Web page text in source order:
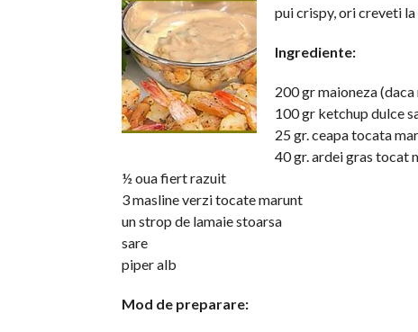
pui crispy, ori creveti la
Ingrediente:
200 gr maioneza
100 gr ketchup dulce
25 gr. ceapa tocata
40 gr. ardei gras tocat
½ oua fiert razuit
3 masline verzi tocate marunt
un strop de lamaie stoarsa
sare
piper alb
Mod de preparare: